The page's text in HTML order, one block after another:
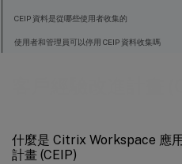
什麼是 Citrix Workspace 應
計畫 (CEIP)
CEIP 資料是從哪些使用者收集的
使用者和管理員可以停用 CEIP 資料收集嗎